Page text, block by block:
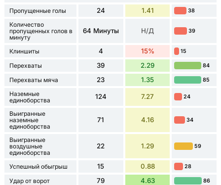
Пропущенные голы 24 1.41 38
Количество
пропущенных голов в
минуту
64 Минуты Н/Д 39
Клиншиты 4 15% 15
Перехваты 39 2.29 84
Перехваты мяча 23 1.35 85
Наземные
единоборства
124 7.27 24
Выигранные
наземные
единоборства
71 4.16 34
Выигранные
воздушные
единоборства
22 1.29 59
Успешный обыгрыш 15 0.88 28
Удар от ворот 79 4.63 86